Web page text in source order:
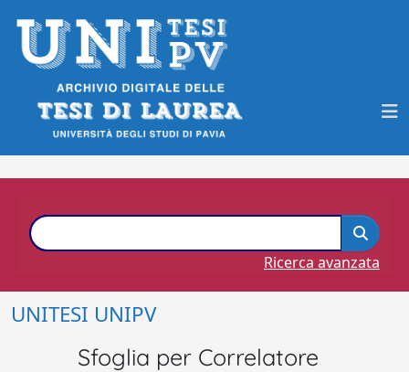
Ricerca avanzata
UNITESI UNIPV
Sfoglia per Correlatore